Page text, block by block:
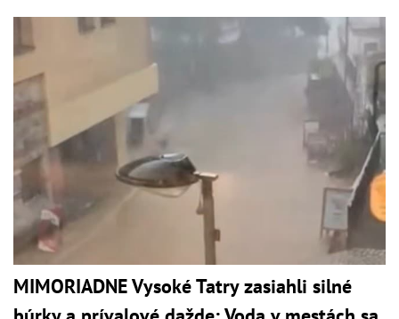
MIMORIADNE Vysoké Tatry zasiahli silné